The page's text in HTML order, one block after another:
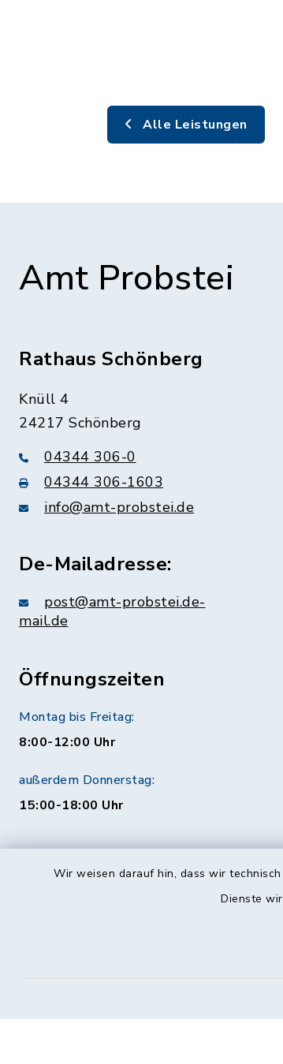
Wir weisen darauf hin, dass wir
Dienste
Alle Leistungen
Amt Probstei
Rathaus Schönberg
Knüll 4
24217 Schönberg
04344 306-0
04344 306-1603
info@amt-probstei.de
De-Mailadresse:
post@amt-probstei.de-
mail.de
Öffnungszeiten
Montag bis Freitag:
8:00-12:00 Uhr
außerdem Donnerstag:
15:00-18:00 Uhr